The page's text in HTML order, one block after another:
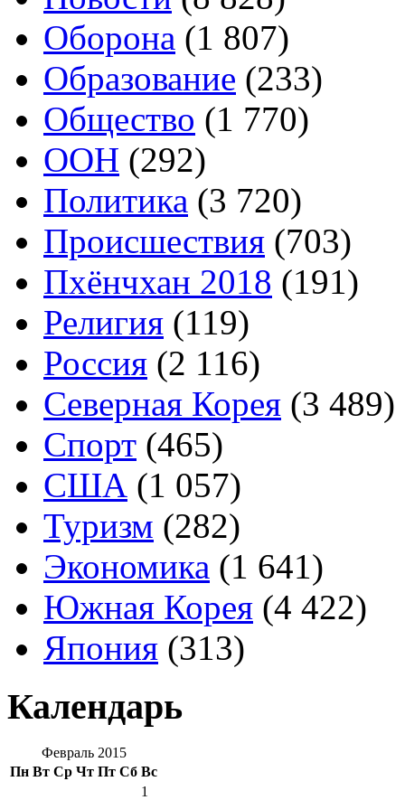
Оборона (1 807)
Образование (233)
Общество (1 770)
ООН (292)
Политика (3 720)
Происшествия (703)
Пхёнчхан 2018 (191)
Религия (119)
Россия (2 116)
Северная Корея (3 489)
Спорт (465)
США (1 057)
Туризм (282)
Экономика (1 641)
Южная Корея (4 422)
Япония (313)
Календарь
Февраль 2015
Пн Вт Ср Чт Пт Сб Вс
1